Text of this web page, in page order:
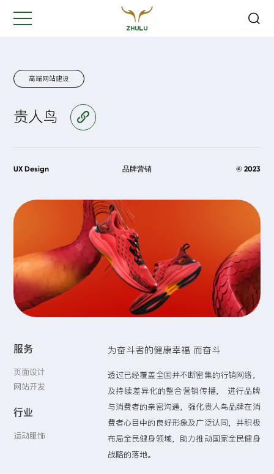
高端网站建设
贵人鸟
UX Design 品牌营销 © 2023
服务
页面设计
网站开发
行业
运动服饰
为奋斗者的健康幸福 而奋斗
透过已经覆盖全国并不断密集的行销网络，
及持续差异化的整合营销传播， 进行品牌
与消费者的亲密沟通，强化贵人鸟品牌在消
费者心目中的良好形象及广泛认同，并积极
布局全民健身领域，助力推动国家全民健身
战略的落地。
是我们最重要的工作之一...
您的姓名: *
联系方式:*
您的需求:
留言: